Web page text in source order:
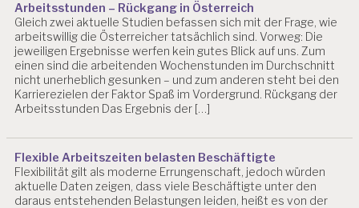
Arbeitsstunden – Rückgang in Österreich
Gleich zwei aktuelle Studien befassen sich mit der Frage, wie
arbeitswillig die Österreicher tatsächlich sind. Vorweg: Die
jeweiligen Ergebnisse werfen kein gutes Blick auf uns. Zum
einen sind die arbeitenden Wochenstunden im Durchschnitt
nicht unerheblich gesunken – und zum anderen steht bei den
Karrierezielen der Faktor Spaß im Vordergrund. Rückgang der
Arbeitsstunden Das Ergebnis der […]
Flexible Arbeitszeiten belasten Beschäftigte
Flexibilität gilt als moderne Errungenschaft, jedoch würden
aktuelle Daten zeigen, dass viele Beschäftigte unter den
daraus entstehenden Belastungen leiden, heißt es von der